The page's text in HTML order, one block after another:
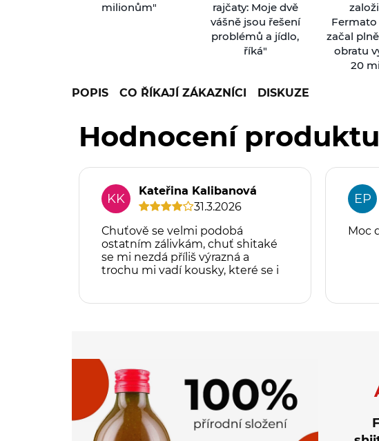
milionům"
rajčaty: Moje dvě
vášně jsou řešení
problémů a jídlo,
říká"
Fermato
začal
obratu
20
POPIS CO ŘÍKAJÍ ZÁKAZNÍCI DISKUZE
Hodnocení produktu
KK
Kateřina Kalibanová
31.3.2026
Chuťově se velmi podobá
ostatním zálivkám, chuť shitaké
se mi nezdá příliš výrazná a
trochu mi vadí kousky, které se i
EP
Moc